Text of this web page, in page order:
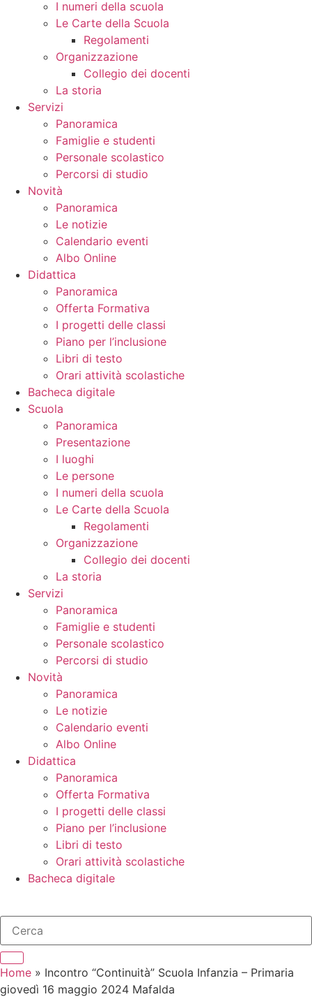
I numeri della scuola
Le Carte della Scuola
Regolamenti
Organizzazione
Collegio dei docenti
La storia
Servizi
Panoramica
Famiglie e studenti
Personale scolastico
Percorsi di studio
Novità
Panoramica
Le notizie
Calendario eventi
Albo Online
Didattica
Panoramica
Offerta Formativa
I progetti delle classi
Piano per l’inclusione
Libri di testo
Orari attività scolastiche
Bacheca digitale
Scuola
Panoramica
Presentazione
I luoghi
Le persone
I numeri della scuola
Le Carte della Scuola
Regolamenti
Organizzazione
Collegio dei docenti
La storia
Servizi
Panoramica
Famiglie e studenti
Personale scolastico
Percorsi di studio
Novità
Panoramica
Le notizie
Calendario eventi
Albo Online
Didattica
Panoramica
Offerta Formativa
I progetti delle classi
Piano per l’inclusione
Libri di testo
Orari attività scolastiche
Bacheca digitale
Home » Incontro “Continuità” Scuola Infanzia – Primaria
giovedì 16 maggio 2024 Mafalda